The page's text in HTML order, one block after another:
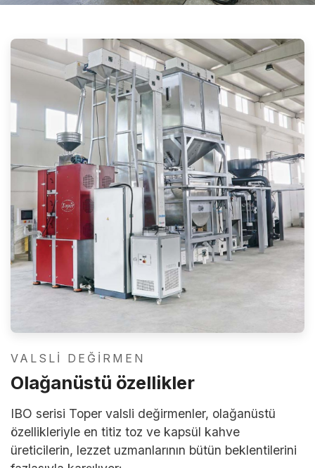
VALSLI DEĞIRMEN
Olağanüstü özellikler
IBO serisi Toper valsli değirmenler, olağanüstü
özellikleriyle en titiz toz ve kapsül kahve
üreticilerin, lezzet uzmanlarının bütün beklentilerini